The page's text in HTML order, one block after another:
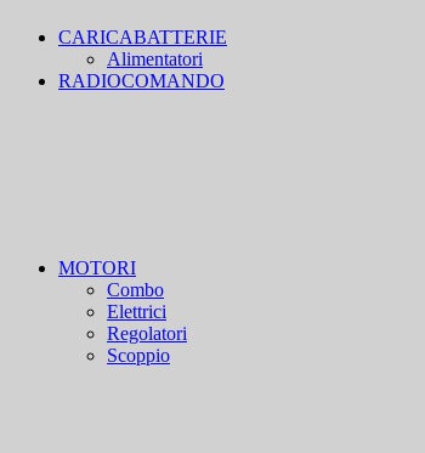
CARICABATTERIE
Alimentatori
RADIOCOMANDO
MOTORI
Combo
Elettrici
Regolatori
Scoppio